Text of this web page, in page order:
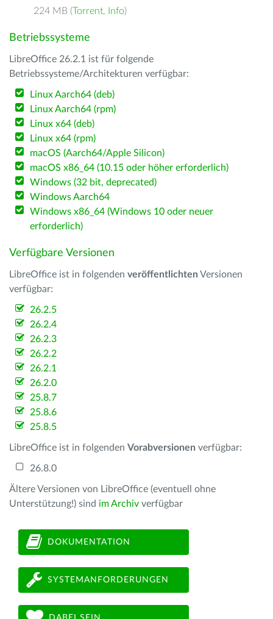
224 MB (Torrent, Info)
Betriebssysteme
LibreOffice 26.2.1 ist für folgende
Betriebssysteme/Architekturen verfügbar:
Linux Aarch64 (deb)
Linux Aarch64 (rpm)
Linux x64 (deb)
Linux x64 (rpm)
macOS (Aarch64/Apple Silicon)
macOS x86_64 (10.15 oder höher erforderlich)
Windows (32 bit, deprecated)
Windows Aarch64
Windows x86_64 (Windows 10 oder neuer
erforderlich)
Verfügbare Versionen
LibreOffice ist in folgenden veröffentlichten Versionen
verfügbar:
26.2.5
26.2.4
26.2.3
26.2.2
26.2.1
26.2.0
25.8.7
25.8.6
25.8.5
LibreOffice ist in folgenden Vorabversionen verfügbar:
26.8.0
Ältere Versionen von LibreOffice (eventuell ohne
Unterstützung!) sind im Archiv verfügbar
DOKUMENTATION
SYSTEMANFORDERUNGEN